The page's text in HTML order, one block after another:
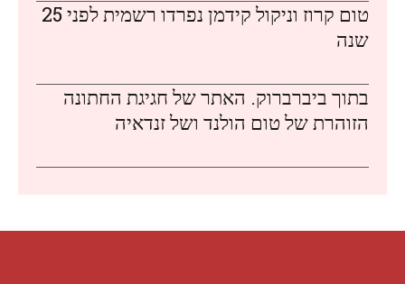
טום קרוז וניקול קידמן נפרדו רשמית לפני 25
שנה
בתוך ביברברוק. האתר של חגיגת החתונה
הזוהרת של טום הולנד ושל זנדאיה